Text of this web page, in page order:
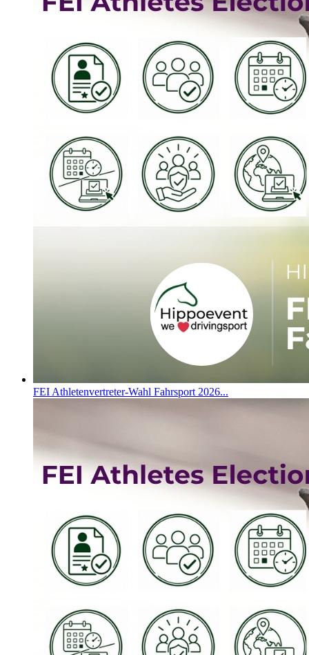
FEI Athletenvertreter-Wahl Fahrsport 2026...